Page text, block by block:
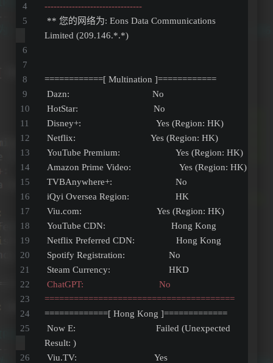
--------------------------------
Limited (209.146.*.*)
============[ Multination ]============
Dazn:                                  No
HotStar:                               No
Disney+:                               Yes (Region: HK)
Netflix:                               Yes (Region: HK)
YouTube Premium:                       Yes (Region: HK)
Amazon Prime Video:                    Yes (Region: HK)
TVBAnywhere+:                          No
iQyi Oversea Region:                   HK
Viu.com:                               Yes (Region: HK)
YouTube CDN:                           Hong Kong
Netflix Preferred CDN:                 Hong Kong
Spotify Registration:                  No
Steam Currency:                        HKD
ChatGPT:                               No
=======================================
=============[ Hong Kong ]=============
Result: )
Viu.TV:                                Yes